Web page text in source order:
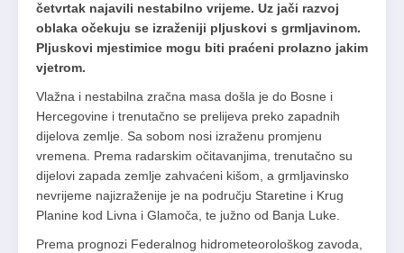
četvrtak najavili nestabilno vrijeme. Uz jači razvoj
oblaka očekuju se izraženiji pljuskovi s grmljavinom.
Pljuskovi mjestimice mogu biti praćeni prolazno jakim
vjetrom.
Vlažna i nestabilna zračna masa došla je do Bosne i
Hercegovine i trenutačno se prelijeva preko zapadnih
dijelova zemlje. Sa sobom nosi izraženu promjenu
vremena. Prema radarskim očitavanjima, trenutačno su
dijelovi zapada zemlje zahvaćeni kišom, a grmljavinsko
nevrijeme najizraženije je na području Staretine i Krug
Planine kod Livna i Glamoča, te južno od Banja Luke.
Prema prognozi Federalnog hidrometeorološkog zavoda,